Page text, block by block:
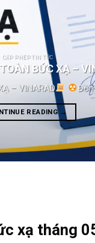
CẤP PHÉP TIN TỨC
BỨC XẠ –
– VINARAD
READING →
xạ tháng